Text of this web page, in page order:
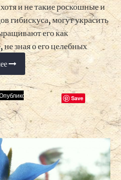
и не такие роскошные и
гибискуса, могут украсить
его как
не зная о его целебных
«Гибискус
тройчатый»
Save